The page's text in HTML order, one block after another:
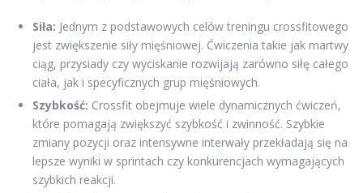
Siła: Jednym z podstawowych celów treningu crossfitowego
jest zwiększenie siły mięśniowej. Ćwiczenia takie jak martwy
ciąg, przysiady czy wyciskanie rozwijają zarówno siłę całego
ciała, jak i specyficznych grup mięśniowych.
Szybkość: Crossfit obejmuje wiele dynamicznych ćwiczeń,
które pomagają zwiększyć szybkość i zwinność. Szybkie
zmiany pozycji oraz intensywne interwały przekładają się na
lepsze wyniki w sprintach czy konkurencjach wymagających
szybkich reakcji.